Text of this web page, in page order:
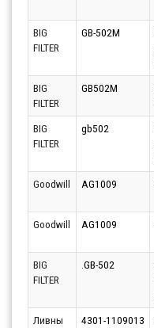
BIG
FILTER
GB-502M
BIG
FILTER
GB502M
BIG
FILTER
gb502
Goodwill AG1009
Goodwill
AG1009
BIG
FILTER
.GB-502
Ливны 4301-1109013